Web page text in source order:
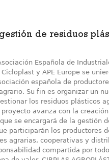
de residuos
Española de
y APE Europe se
española de
Su fin es organizar un
los residuos plásticos
avanza con la creación
que se encargará de la gestión
participarán los productores
agrarias, cooperativas y
compartida por